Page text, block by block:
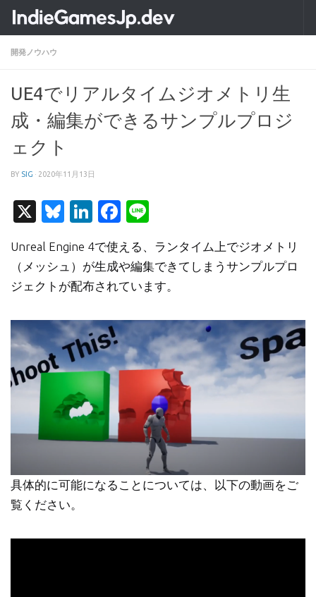
コンテンツへスキップ
開発ノウハウ
UE4でリアルタイムジオメトリ生
成・編集ができるサンプルプロジ
ェクト
BY SIG · 2020年11月13日
X Bluesky
LinkedIn
Facebook
Unreal Engine 4で使える、ランタイム上でジオメトリ
（メッシュ）が生成や編集できてしまうサンプルプロ
ジェクトが配布されています。
具体的に可能になることについては、以下の動画をご
覧ください。